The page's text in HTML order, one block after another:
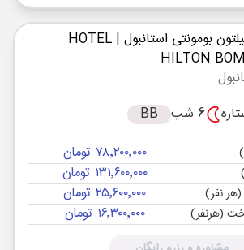
بومونتی استانبول | HOTEL
HILTON
6 شب BB
۷۸٬۲۰۰٬۰۰۰ تومان
۱۳۱٬۶۰۰٬۰۰۰ تومان
نفر) ۲۵٬۶۰۰٬۰۰۰ تومان
(هرنفر) ۱۶٬۳۰۰٬۰۰۰ تومان